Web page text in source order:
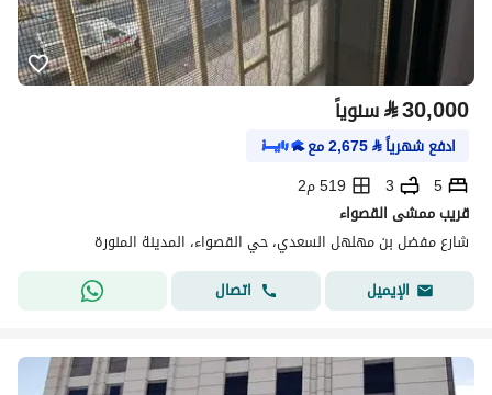
⃁30,000 سنوياً
ادفع شهرياً⃁
2,675مع
5
3
519 م2
قريب ممشى القصواء
شارع مفضل بن مهلهل السعدي، حي القصواء، المدينة المنورة
الإيميل
اتصال